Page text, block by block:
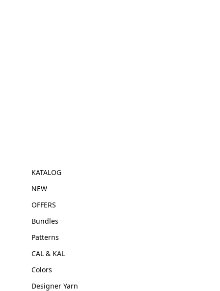
KATALOG
NEW
OFFERS
Bundles
Patterns
CAL & KAL
Colors
Designer Yarn